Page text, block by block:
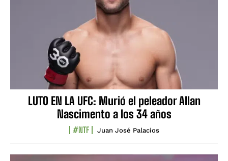
LUTO EN LA UFC: Murió el peleador Allan
Nascimento a los 34 años
#NTF Juan José Palacios